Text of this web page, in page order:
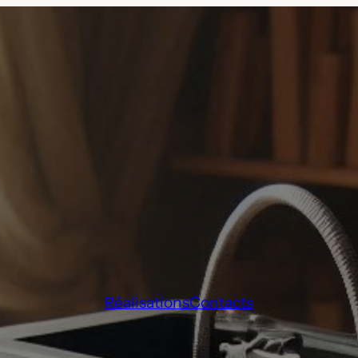
RéalisationsContacts